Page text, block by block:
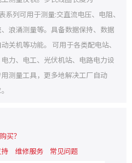
列可用于测量:交直流电压、电阻、
浪涌测量等。具备数据保持、数据
关机等功能。 可用于各类配电站、
力、电工、光伏机站、电路电力设
测量工具，更多地解决工厂自动
买？
维修服务 常见问题